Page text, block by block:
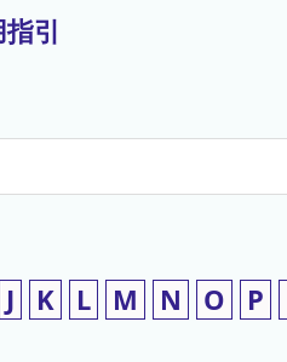
引
J K L M N O P